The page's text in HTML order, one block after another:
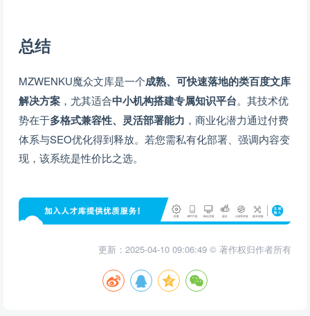
总结
MZWENKU魔众文库是一个成熟、可快速落地的类百度文库
解决方案 ，尤其适合中小机构搭建专属知识平台。其技术优
势在于多格式兼容性、灵活部署能力 ，商业化潜力通过付费
体系与SEO优化得到释放。若您需私有化部署、强调内容变
现，该系统是性价比之选。
更新：2025-04-10 09:06:49 © 著作权归作者所有